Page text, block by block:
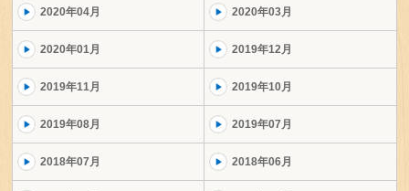
2020年04月 2020年03月
2020年01月 2019年12月
2019年11月 2019年10月
2019年08月 2019年07月
2018年07月 2018年06月